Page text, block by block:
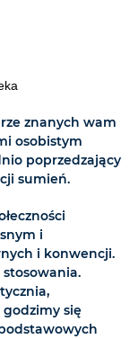
znanych wam
osobistym
poprzedzający
sumień.
i
i konwencji.
godzimy się